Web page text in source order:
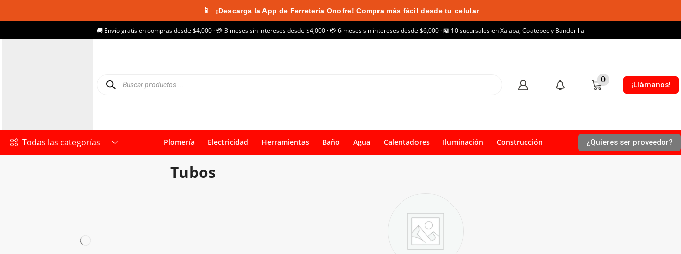
📱 ¡Descarga la App de Ferretería Onofre! Compra más fácil desde tu celular
🚚 Envío gratis en compras desde $4,000 · 💳 3 meses sin intereses desde $4,000 · 💳 6 meses sin intereses desde $6,000 · 🏪 10 sucursales en Xalapa, Coatepec y Banderilla
0 ¡Llámanos!
Todas las categorías Plomería Electricidad Herramientas Baño Agua Calentadores Iluminación Construcción ¿Quieres ser proveedor?
Tubos